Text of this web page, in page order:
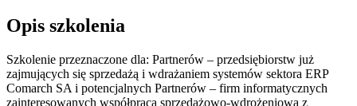
Opis szkolenia
Szkolenie przeznaczone dla: Partnerów – przedsiębiorstw już
zajmujących się sprzedażą i wdrażaniem systemów sektora ERP
Comarch SA i potencjalnych Partnerów – firm informatycznych
zainteresowanych współpracą sprzedażowo-wdrożeniową z